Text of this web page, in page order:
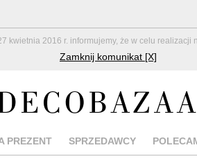
2016 r. informujemy, że w celu realizacji
Zamknij komunikat [X]
PREZENT SPRZEDAWCY